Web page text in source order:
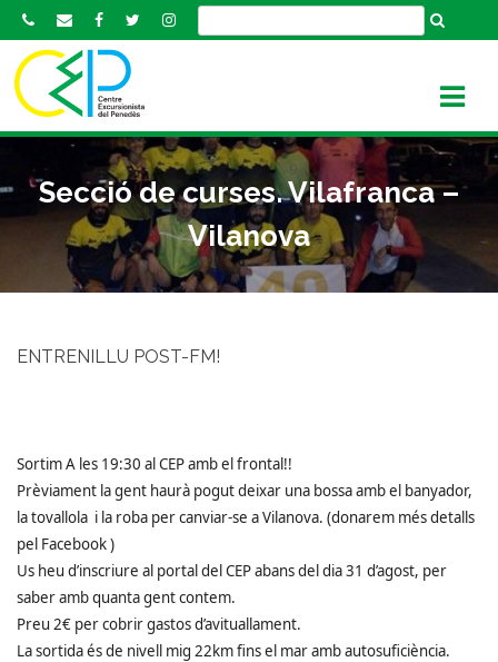
k
o
n
Secció de curses. Vilafranca –
Vilanova
ENTRENILLU POST-FM!
Sortim A les 19:30 al CEP amb el frontal!!
Prèviament la gent haurà pogut deixar una bossa amb el banyador,
la tovallola i la roba per canviar-se a Vilanova. (donarem més detalls
pel Facebook )
Us heu d’inscriure al portal del CEP abans del dia 31 d’agost, per
saber amb quanta gent contem.
Preu 2€ per cobrir gastos d’avituallament.
La sortida és de nivell mig 22km fins el mar amb autosuficiència.